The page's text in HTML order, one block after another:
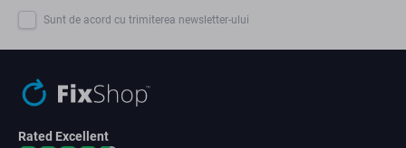
Sunt de acord cu trimiterea newsletter-ului
Rated Excellent